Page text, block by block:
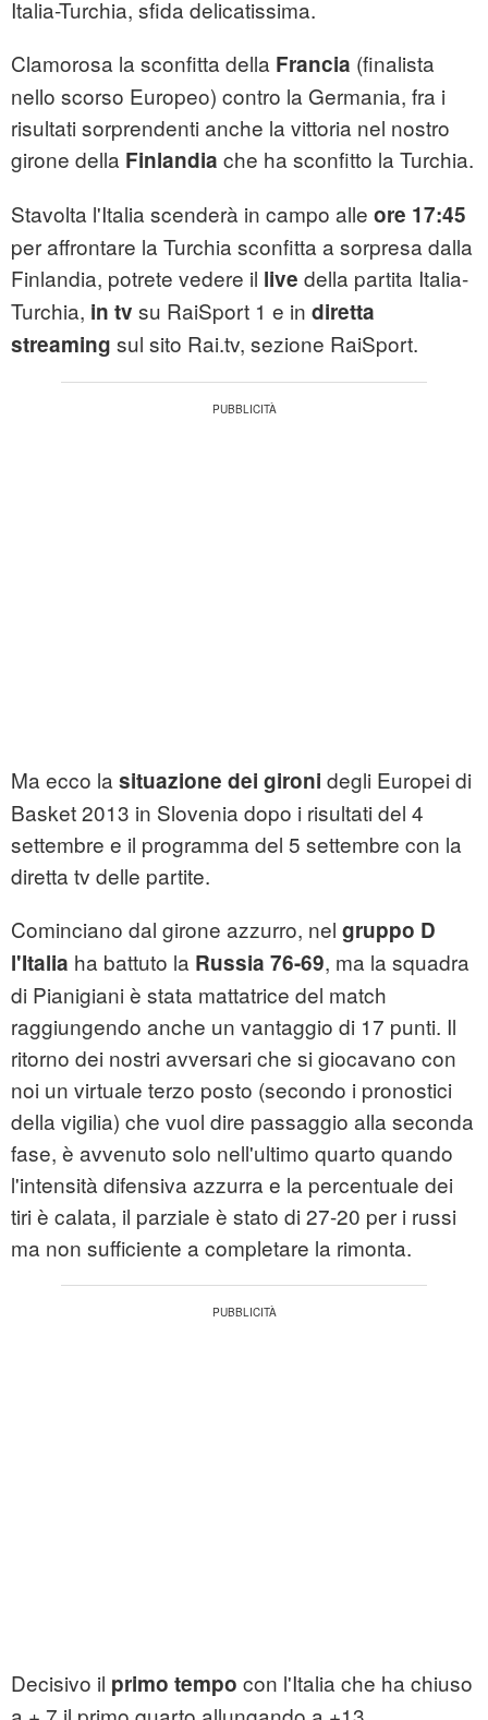
Italia-Turchia, sfida delicatissima.
Clamorosa la sconfitta della Francia (finalista
nello scorso Europeo) contro la Germania, fra i
risultati sorprendenti anche la vittoria nel nostro
girone della Finlandia che ha sconfitto la Turchia.
Stavolta l'Italia scenderà in campo alle ore 17:45
per affrontare la Turchia sconfitta a sorpresa dalla
Finlandia, potrete vedere il live della partita Italia-
Turchia, in tv su RaiSport 1 e in diretta
streaming sul sito Rai.tv, sezione RaiSport.
Ma ecco la situazione dei gironi degli Europei di
Basket 2013 in Slovenia dopo i risultati del 4
settembre e il programma del 5 settembre con la
diretta tv delle partite.
Cominciano dal girone azzurro, nel gruppo D
l'Italia ha battuto la Russia 76-69, ma la squadra
di Pianigiani è stata mattatrice del match
raggiungendo anche un vantaggio di 17 punti. Il
ritorno dei nostri avversari che si giocavano con
noi un virtuale terzo posto (secondo i pronostici
della vigilia) che vuol dire passaggio alla seconda
fase, è avvenuto solo nell'ultimo quarto quando
l'intensità difensiva azzurra e la percentuale dei
tiri è calata, il parziale è stato di 27-20 per i russi
ma non sufficiente a completare la rimonta.
Decisivo il primo tempo con l'Italia che ha chiuso